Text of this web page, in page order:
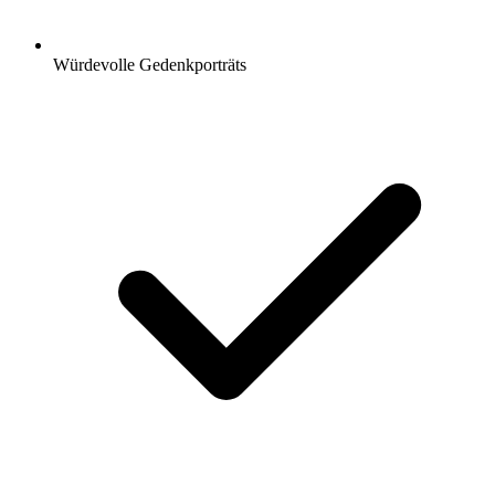
Würdevolle Gedenkporträts